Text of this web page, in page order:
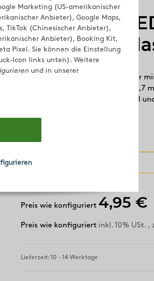
HOCHZEITS
- mittleres
Wählen Sie bis zu 5 Motive und wir
Das kleine Glas (Durchmesser:
Zuckerlwerkstatt Logo am Deckel
Inhalt: 40 g
Gewünschtes Lieferdatum
Preis wie konfiguriert 4,95 €
Preis wie konfiguriert inkl. 10% USt. ,
Lieferzeit: 10 - 14 Werktage
Marketing (US-amerikanischer
Anbieter), Google Maps,
TikTok (Chinesischer Anbieter),
Anbieter), Booking Kit,
Pixel. Sie können die Einstellung
Icon links unten). Weitere
und in unserer